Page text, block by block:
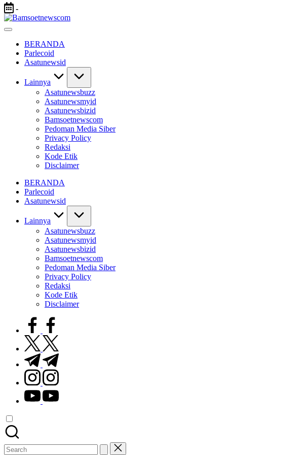
Skip
to
content
-
Bamsoetnewscom
Berita
MobilitasBERANDA
Parlecoid
Asatunewsid
Lainnya
Asatunewsbuzz
Asatunewsmyid
Asatunewsbizid
Bamsoetnewscom
Pedoman Media Siber
Privacy Policy
Redaksi
Kode Etik
Disclaimer
BERANDA
Parlecoid
Asatunewsid
Lainnya
Asatunewsbuzz
Asatunewsmyid
Asatunewsbizid
Bamsoetnewscom
Pedoman Media Siber
Privacy Policy
Redaksi
Kode Etik
Disclaimer
facebook.com
twitter.com
t.me
instagram.com
youtube.com
Search